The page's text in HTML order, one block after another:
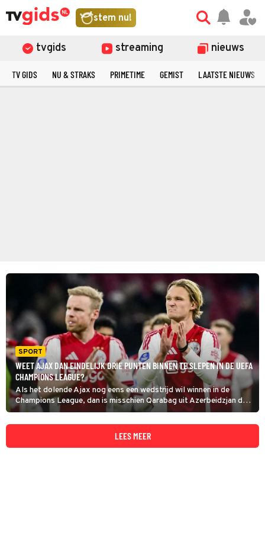
stem nu!
tvgids streaming nieuws
TV GIDS NU & STRAKS PRIMETIME GEMIST LAATSTE NIEUWS
SPORT
WEET AJAX DAN EINDELIJK DRIE PUNTEN BINNEN TE SLEPEN IN DE UEFA
CHAMPIONS LEAGUE?
Als het dolende Ajax nog eens een wedstrijd wil winnen in de
Champions League, dan is misschien Qarabag uit Azerbeidzjan de
ideale tegenstander. Hoewel, het team hield in november Chelsea
op 2-2, dus opgepast Amsterdammers!
LEES MEER